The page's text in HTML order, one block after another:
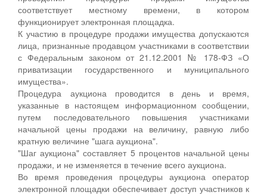
соответствует местному времени, в котором
функционирует электронная площадка.
К участию в процедуре продажи имущества допускаются
лица, признанные продавцом участниками в соответствии
с Федеральным законом от 21.12.2001 № 178-ФЗ «О
приватизации государственного и муниципального
имущества».
Процедура аукциона проводится в день и время,
указанные в настоящем информационном сообщении,
путем последовательного повышения участниками
начальной цены продажи на величину, равную либо
кратную величине "шага аукциона".
"Шаг аукциона" составляет 5 процентов начальной цены
продажи, и не изменяется в течение всего аукциона.
Во время проведения процедуры аукциона оператор
электронной площадки обеспечивает доступ участников к